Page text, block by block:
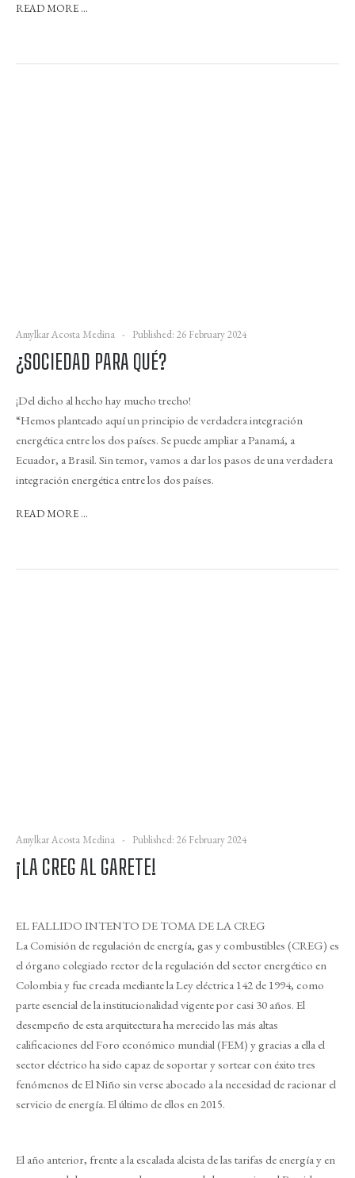
READ MORE ...
Amylkar Acosta Medina Published: 26 February 2024
¿SOCIEDAD PARA QUÉ?
¡Del dicho al hecho hay mucho trecho!
“Hemos planteado aquí un principio de verdadera integración
energética entre los dos países. Se puede ampliar a Panamá, a
Ecuador, a Brasil. Sin temor, vamos a dar los pasos de una verdadera
integración energética entre los dos países.
READ MORE ...
Amylkar Acosta Medina Published: 26 February 2024
¡LA CREG AL GARETE!
EL FALLIDO INTENTO DE TOMA DE LA CREG
La Comisión de regulación de energía, gas y combustibles (CREG) es
el órgano colegiado rector de la regulación del sector energético en
Colombia y fue creada mediante la Ley eléctrica 142 de 1994, como
parte esencial de la institucionalidad vigente por casi 30 años. El
desempeño de esta arquitectura ha merecido las más altas
calificaciones del Foro económico mundial (FEM) y gracias a ella el
sector eléctrico ha sido capaz de soportar y sortear con éxito tres
fenómenos de El Niño sin verse abocado a la necesidad de racionar el
servicio de energía. El último de ellos en 2015.
El año anterior, frente a la escalada alcista de las tarifas de energía y en